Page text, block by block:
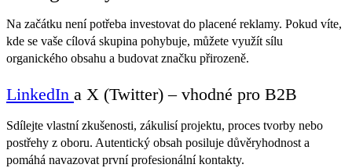
Na začátku není potřeba investovat do placené reklamy. Pokud víte,
kde se vaše cílová skupina pohybuje, můžete využít sílu
organického obsahu a budovat značku přirozeně.
LinkedIn a X (Twitter) – vhodné pro B2B
Sdílejte vlastní zkušenosti, zákulisí projektu, proces tvorby nebo
postřehy z oboru. Autentický obsah posiluje důvěryhodnost a
pomáhá navazovat první profesionální kontakty.